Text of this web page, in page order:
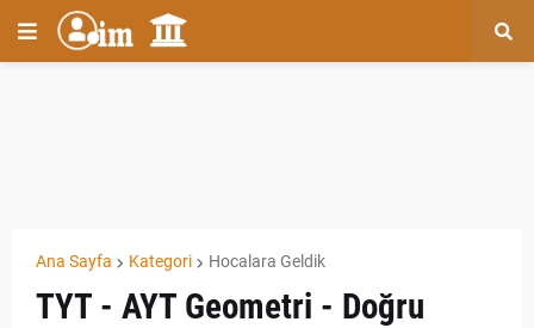
Ana Sayfa Kategori Hocalara Geldik
TYT - AYT Geometri - Doğru